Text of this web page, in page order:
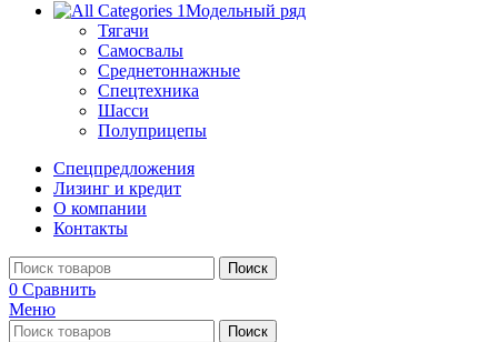
Модельный ряд
Тягачи
Самосвалы
Среднетоннажные
Спецтехника
Шасси
Полуприцепы
Спецпредложения
Лизинг и кредит
О компании
Контакты
Поиск
0 Сравнить
Меню
Поиск